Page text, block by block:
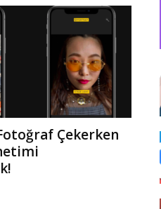
Çekerken